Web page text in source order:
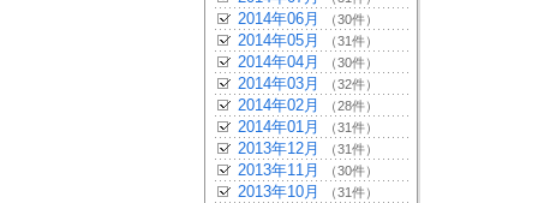
2014年06月 （30件）
2014年05月 （31件）
2014年04月 （30件）
2014年03月 （32件）
2014年02月 （28件）
2014年01月 （31件）
2013年12月 （31件）
2013年11月 （30件）
2013年10月 （31件）